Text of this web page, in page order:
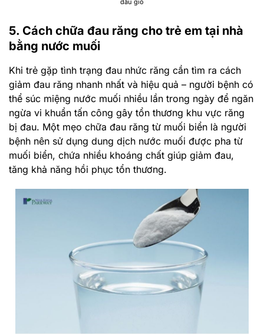
5. Cách chữa đau răng cho trẻ em tại nhà
bằng nước muối
Khi trẻ gặp tình trạng đau nhức răng cần tìm ra cách
giảm đau răng nhanh nhất và hiệu quả – người bệnh có
thể súc miệng nước muối nhiều lần trong ngày để ngăn
ngừa vi khuẩn tấn công gây tổn thương khu vực răng
bị đau. Một mẹo chữa đau răng từ muối biển là người
bệnh nên sử dụng dung dịch nước muối được pha từ
muối biển, chứa nhiều khoáng chất giúp giảm đau,
tăng khả năng hồi phục tổn thương.